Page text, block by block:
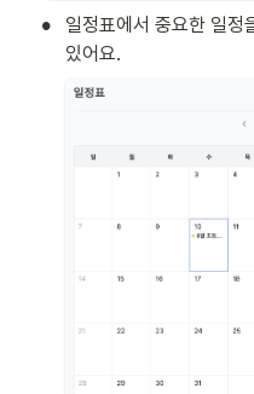
•
일정표에서 중요한 일정
있어요.